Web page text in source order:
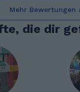
Mehr Bewertungen
die dir